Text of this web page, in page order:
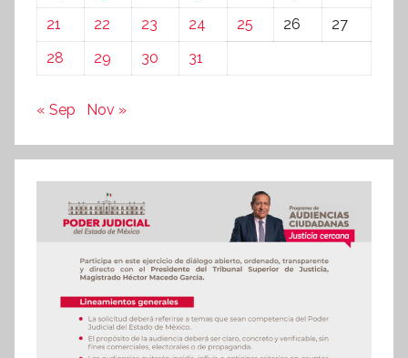
21
22 23 24 25 26
27
28
29 30 31
« Sep Nov »